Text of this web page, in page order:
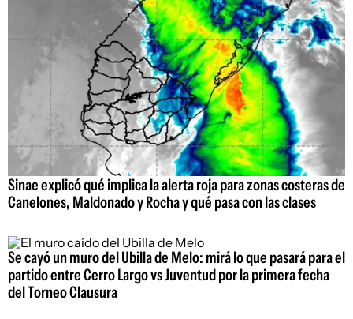
Sinae explicó qué implica la alerta roja para zonas costeras de
Canelones, Maldonado y Rocha y qué pasa con las clases
Se cayó un muro del Ubilla de Melo: mirá lo que pasará para el
partido entre Cerro Largo vs Juventud por la primera fecha
del Torneo Clausura